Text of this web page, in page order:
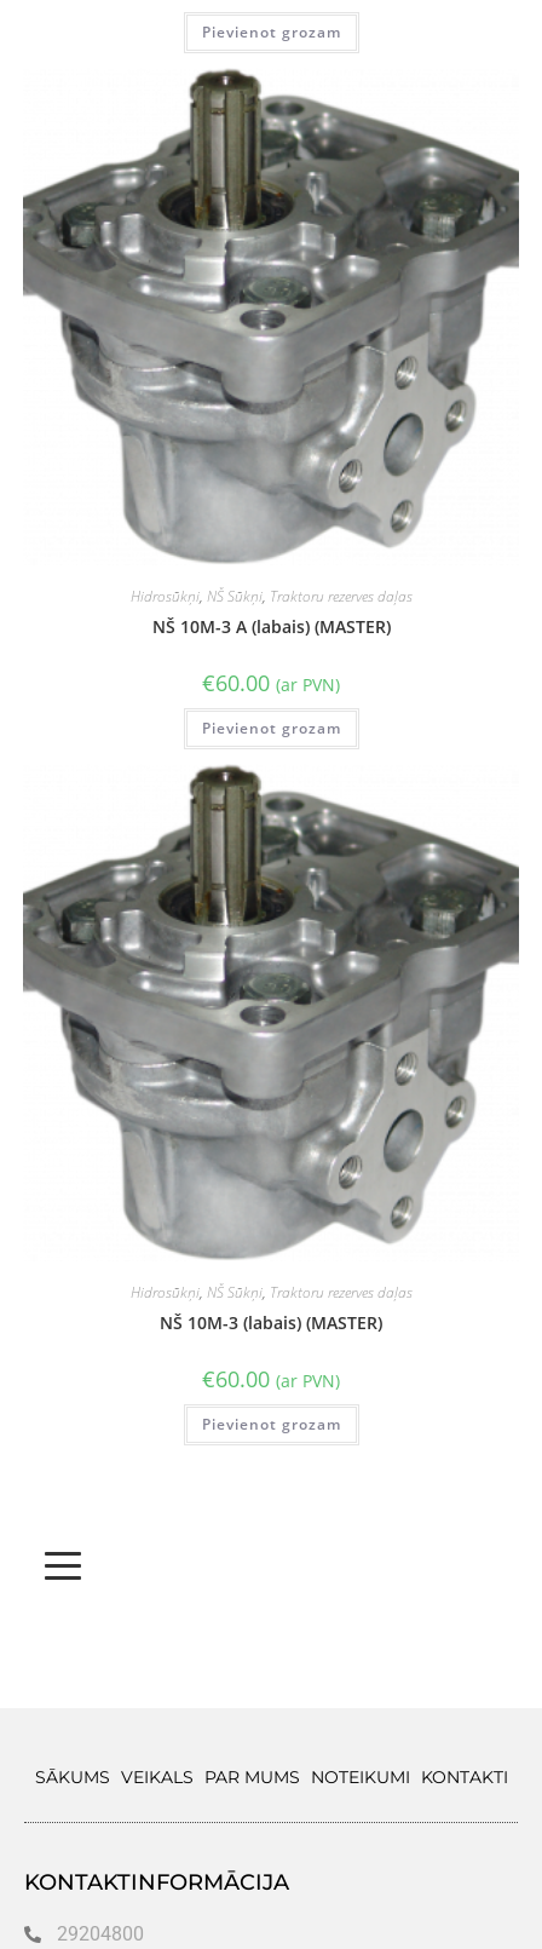
Pievienot grozam
Hidrosūkņi, NŠ Sūkņi, Traktoru rezerves daļas
NŠ 10M-3 A (labais) (MASTER)
€60.00 (ar PVN)
Pievienot grozam
Hidrosūkņi, NŠ Sūkņi, Traktoru rezerves daļas
NŠ 10M-3 (labais) (MASTER)
€60.00 (ar PVN)
Pievienot grozam
SĀKUMS VEIKALS PAR MUMS NOTEIKUMI KONTAKTI
KONTAKTINFORMĀCIJA
29204800